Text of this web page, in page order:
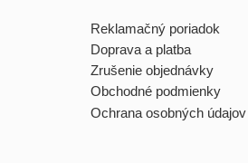
Reklamačný poriadok
Doprava a platba
Zrušenie objednávky
Obchodné podmienky
Ochrana osobných údajov